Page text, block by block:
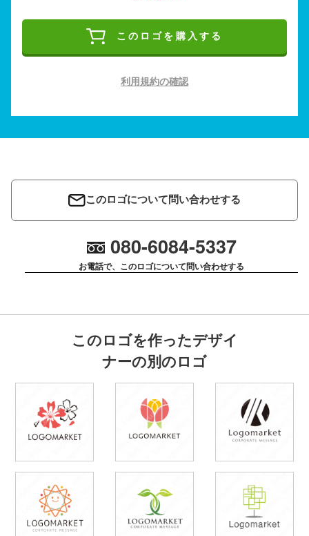
このロゴを購入する
利用規約の確認
このロゴについて問い合わせする
080-6084-5337
お電話で、このロゴについて問い合わせする
このロゴを作ったデザイ
ナーの別のロゴ